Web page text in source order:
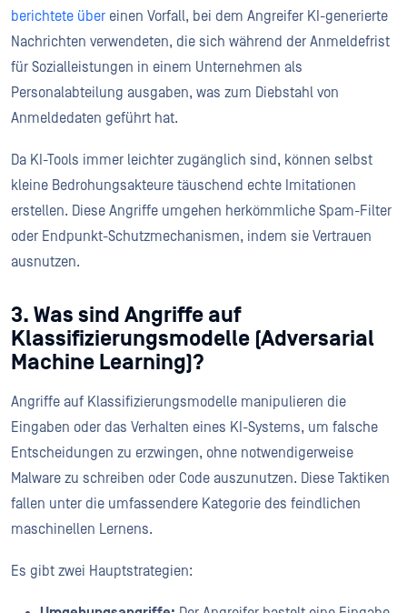
berichtete über einen Vorfall, bei dem Angreifer KI-generierte
Nachrichten verwendeten, die sich während der Anmeldefrist
für Sozialleistungen in einem Unternehmen als
Personalabteilung ausgaben, was zum Diebstahl von
Anmeldedaten geführt hat.
Da KI-Tools immer leichter zugänglich sind, können selbst
kleine Bedrohungsakteure täuschend echte Imitationen
erstellen. Diese Angriffe umgehen herkömmliche Spam-Filter
oder Endpunkt-Schutzmechanismen, indem sie Vertrauen
ausnutzen.
3. Was sind Angriffe auf
Klassifizierungsmodelle (Adversarial
Machine Learning)?
Angriffe auf Klassifizierungsmodelle manipulieren die
Eingaben oder das Verhalten eines KI-Systems, um falsche
Entscheidungen zu erzwingen, ohne notwendigerweise
Malware zu schreiben oder Code auszunutzen. Diese Taktiken
fallen unter die umfassendere Kategorie des feindlichen
maschinellen Lernens.
Es gibt zwei Hauptstrategien: